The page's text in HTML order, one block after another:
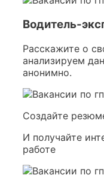
Водитель-
Расскажите о
анализируем
анонимно.
Создайте
И получайте
работе